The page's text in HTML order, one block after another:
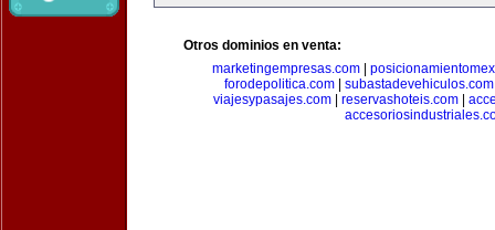
Otros dominios en venta:
marketingempresas.com
forodepolitica.com| subastadevehiculos.com
viajesypasajes.com
reservashoteis.com